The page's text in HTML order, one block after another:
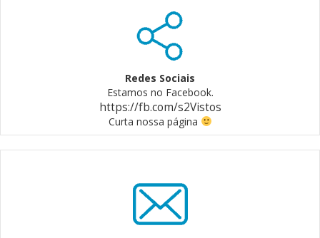
Redes Sociais
Estamos no Facebook.
https://fb.com/s2Vistos
Curta nossa página